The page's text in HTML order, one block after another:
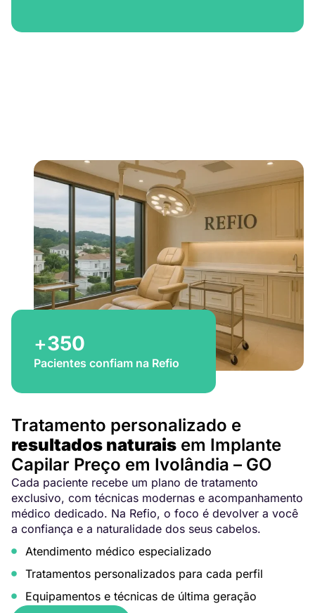
+350
Pacientes confiam na Refio
Tratamento personalizado e
resultados naturais em Implante
Capilar Preço em Ivolândia – GO
Cada paciente recebe um plano de tratamento
exclusivo, com técnicas modernas e acompanhamento
médico dedicado. Na Refio, o foco é devolver a você
a confiança e a naturalidade dos seus cabelos.
Atendimento médico especializado
Tratamentos personalizados para cada perfil
Equipamentos e técnicas de última geração